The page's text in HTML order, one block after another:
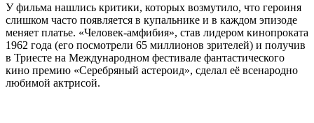
У фильма нашлись критики, которых возмутило, что героиня
слишком часто появляется в купальнике и в каждом эпизоде
меняет платье. «Человек-амфибия», став лидером кинопроката
1962 года (его посмотрели 65 миллионов зрителей) и получив
в Триесте на Международном фестивале фантастического
кино премию «Серебряный астероид», сделал её всенародно
любимой актрисой.